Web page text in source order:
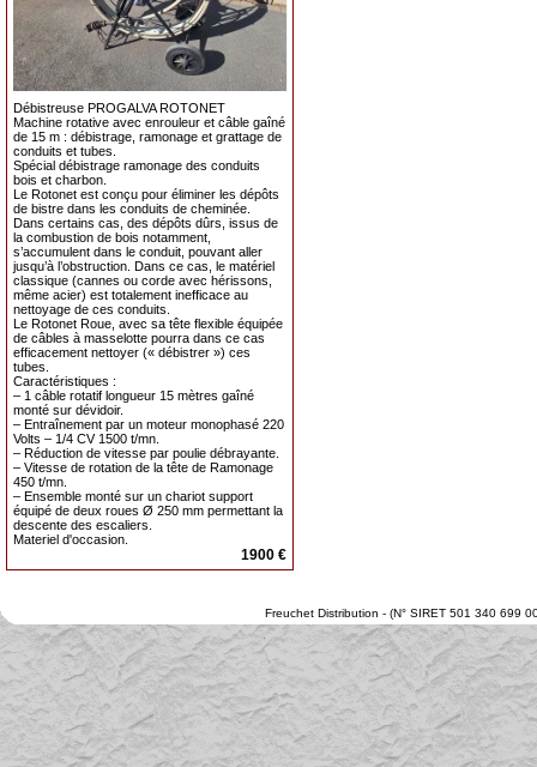
Débistreuse PROGALVA ROTONET
Machine rotative avec enrouleur et câble gaîné
de 15 m : débistrage, ramonage et grattage de
conduits et tubes.
Spécial débistrage ramonage des conduits
bois et charbon.
Le Rotonet est conçu pour éliminer les dépôts
de bistre dans les conduits de cheminée.
Dans certains cas, des dépôts dûrs, issus de
la combustion de bois notamment,
s’accumulent dans le conduit, pouvant aller
jusqu’à l’obstruction. Dans ce cas, le matériel
classique (cannes ou corde avec hérissons,
même acier) est totalement inefficace au
nettoyage de ces conduits.
Le Rotonet Roue, avec sa tête flexible équipée
de câbles à masselotte pourra dans ce cas
efficacement nettoyer (« débistrer ») ces
tubes.
Caractéristiques :
– 1 câble rotatif longueur 15 mètres gaîné
monté sur dévidoir.
– Entraînement par un moteur monophasé 220
Volts – 1/4 CV 1500 t/mn.
– Réduction de vitesse par poulie débrayante.
– Vitesse de rotation de la tête de Ramonage
450 t/mn.
– Ensemble monté sur un chariot support
équipé de deux roues Ø 250 mm permettant la
descente des escaliers.
Materiel d'occasion.
1900 €
Freuchet Distribution - (N° SIRET 501 340 699